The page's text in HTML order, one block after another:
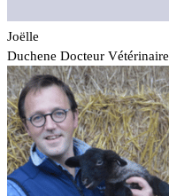
Joëlle
Duchene Docteur Vétérinaire